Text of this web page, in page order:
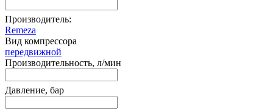
Производитель:
Remeza
Вид компрессора
передвижной
Производительность, л/мин
Давление, бар